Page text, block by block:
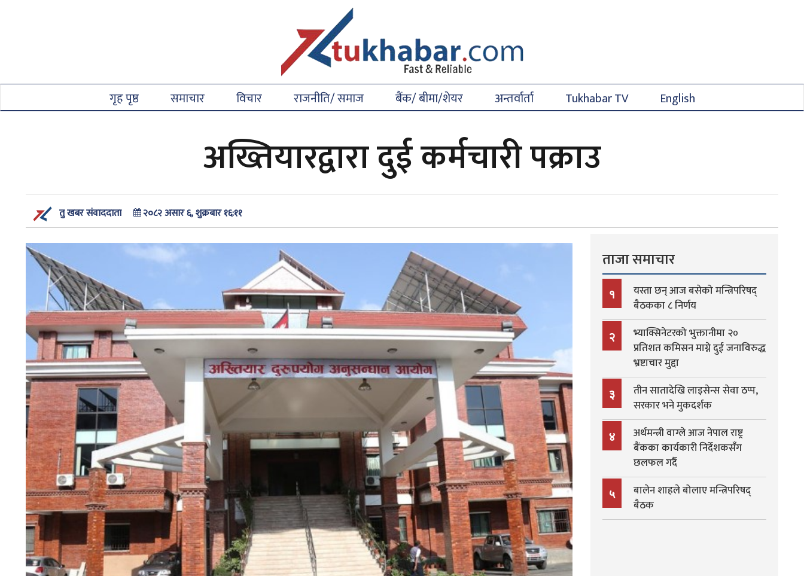
गृह पृष्ठ समाचार विचार राजनीति/ समाज बैंक/ बीमा/शेयर अन्तर्वार्ता Tukhabar TV English
अख्तियारद्वारा दुई कर्मचारी पक्राउ
तु खबर संवाददाता २०८२ असार ६, शुक्रबार १६:११
ताजा समाचार
१
यस्ता छन् आज बसेको मन्त्रिपरिषद्
बैठकका ८ निर्णय
२
भ्याक्सिनेटरको भुक्तानीमा २०
प्रतिशत कमिसन माग्ने दुई जनाविरुद्ध
भ्रष्टाचार मुद्दा
३
तीन सातादेखि लाइसेन्स सेवा ठप्प,
सरकार भने मुकदर्शक
४
अर्थमन्त्री वाग्ले आज नेपाल राष्ट्र
बैंकका कार्यकारी निर्देशकसँग
छलफल गर्दै
५
बालेन शाहले बोलाए मन्त्रिपरिषद्
बैठक